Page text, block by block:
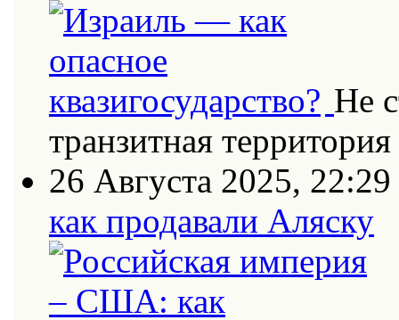
Не
транзитная территория
26 Августа 2025, 22:29
как продавали Аляску